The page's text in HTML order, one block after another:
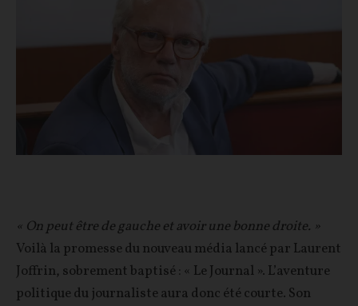
« On peut être de gauche et avoir une bonne droite. »
Voilà la promesse du nouveau média lancé par Laurent
Joffrin, sobrement baptisé : « Le Journal ». L’aventure
politique du journaliste aura donc été courte. Son